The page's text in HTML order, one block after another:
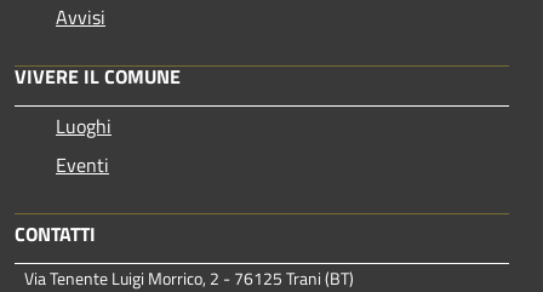
Avvisi
VIVERE IL COMUNE
Luoghi
Eventi
CONTATTI
Via Tenente Luigi Morrico, 2 - 76125 Trani (BT)